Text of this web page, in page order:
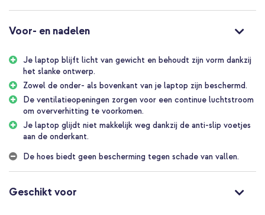
Slank ontwerp
bovenkant en één voor de onderkant van jouw laptop. Dit houdt in
dat zowel de bovenkant als de onderkant van jouw MacBook
beschermd is tegen alledaagse beschadigingen. De case is
gemaakt van stevig en lichtgewicht kunststof, zodat het slanke
design van je MacBook behouden blijft. De harde buitenkant van
de Burga Hardshell laptopcase is gemakkelijk schoon te maken en
te onderhouden, waardoor jouw laptop er altijd schoon en als
nieuw uitziet.
Voorkom oververhitting
De onderkant van deze Burga Hardshell is voorzien van een
ventilatieopening. Dit zorgt ervoor dat er een continue
luchtstroom naar je MacBook gaat, om te voorkomen dat je laptop
oververhit raakt. Bovendien blijven de poorten van je laptop
Voor- en nadelen
Je laptop blijft licht van gewicht en behoudt zijn vorm dankzij
het slanke ontwerp.
Zowel de onder- als bovenkant van je laptop zijn beschermd.
De ventilatieopeningen zorgen voor een continue luchtstroom
om oververhitting te voorkomen.
Je laptop glijdt niet makkelijk weg dankzij de anti-slip voetjes
aan de onderkant.
De hoes biedt geen bescherming tegen schade van vallen.
Geschikt voor